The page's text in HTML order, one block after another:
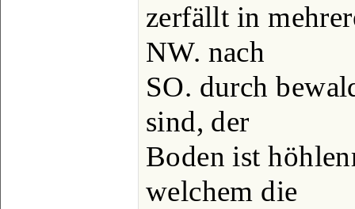
zerfällt in
NW. nach
SO. durch
sind, der
Boden ist
welchem die